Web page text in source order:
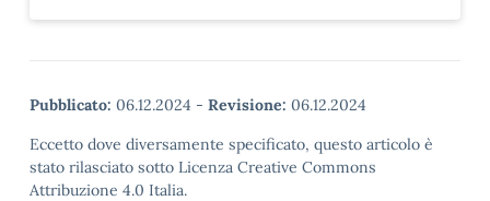
Pubblicato: 06.12.2024 - Revisione: 06.12.2024
Eccetto dove diversamente specificato, questo articolo è
stato rilasciato sotto Licenza Creative Commons
Attribuzione 4.0 Italia.